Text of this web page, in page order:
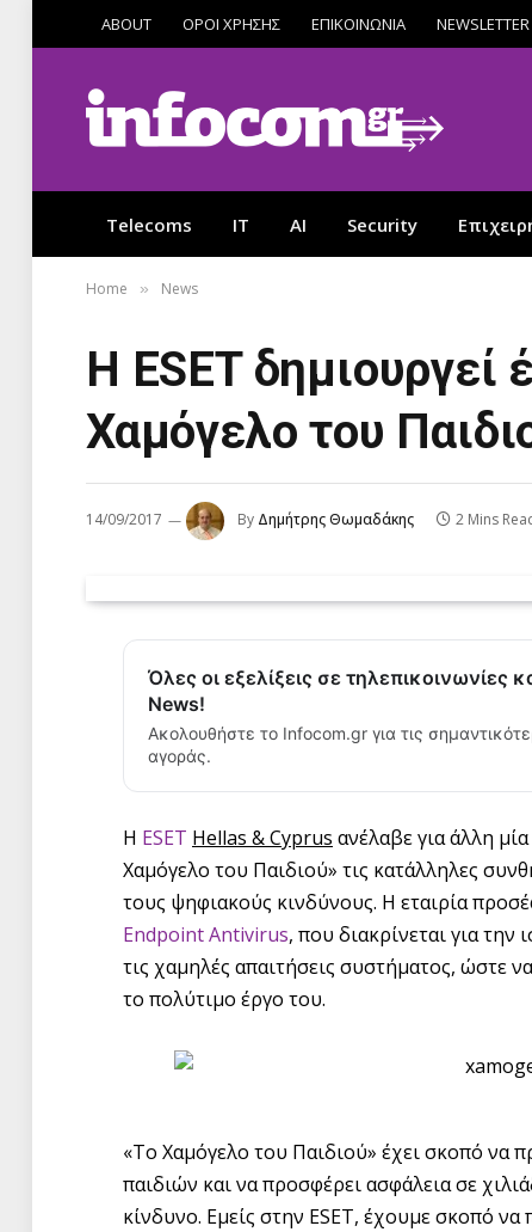
ABOUT ΟΡΟΙ ΧΡΗΣΗΣ ΕΠΙΚΟΙΝΩΝΙΑ NEWSLETTER
Telecoms IT AI Security
Home » News
Η ESET δημιουργεί
Χαμόγελο του
14/09/2017 By Δημήτρης Θωμαδάκης 2 Mins
Όλες οι εξελίξεις σε τηλεπικοινωνίες
News!
Ακολουθήστε το Infocom.gr για τις
αγοράς.
Η ESET Hellas &Cyprus ανέλαβε για άλλη
Χαμόγελο του Παιδιού» τις κατάλληλες
τους ψηφιακούς κινδύνους. Η εταιρία
Endpoint Antivirus, που διακρίνεται για την
τις χαμηλές απαιτήσεις συστήματος, ώστε
το πολύτιμο έργο του.
«Το Χαμόγελο του Παιδιού» έχει σκοπό να
παιδιών και να προσφέρει ασφάλεια σε
κίνδυνο. Εμείς στην ESET, έχουμε σκοπό να